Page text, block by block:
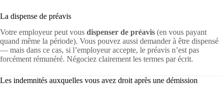
La dispense de préavis
Votre employeur peut vous dispenser de préavis (en vous payant
quand même la période). Vous pouvez aussi demander à être dispensé
— mais dans ce cas, si l’employeur accepte, le préavis n’est pas
forcément rémunéré. Négociez clairement les termes par écrit.
Les indemnités auxquelles vous avez droit après une démission